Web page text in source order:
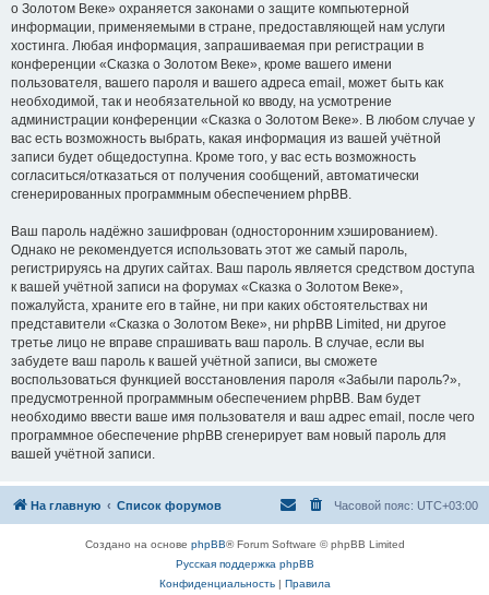
о Золотом Веке» охраняется законами о защите компьютерной
информации, применяемыми в стране, предоставляющей нам услуги
хостинга. Любая информация, запрашиваемая при регистрации в
конференции «Сказка о Золотом Веке», кроме вашего имени
пользователя, вашего пароля и вашего адреса email, может быть как
необходимой, так и необязательной ко вводу, на усмотрение
администрации конференции «Сказка о Золотом Веке». В любом случае у
вас есть возможность выбрать, какая информация из вашей учётной
записи будет общедоступна. Кроме того, у вас есть возможность
согласиться/отказаться от получения сообщений, автоматически
сгенерированных программным обеспечением phpBB.
Ваш пароль надёжно зашифрован (односторонним хэшированием).
Однако не рекомендуется использовать этот же самый пароль,
регистрируясь на других сайтах. Ваш пароль является средством доступа
к вашей учётной записи на форумах «Сказка о Золотом Веке»,
пожалуйста, храните его в тайне, ни при каких обстоятельствах ни
представители «Сказка о Золотом Веке», ни phpBB Limited, ни другое
третье лицо не вправе спрашивать ваш пароль. В случае, если вы
забудете ваш пароль к вашей учётной записи, вы сможете
воспользоваться функцией восстановления пароля «Забыли пароль?»,
предусмотренной программным обеспечением phpBB. Вам будет
необходимо ввести ваше имя пользователя и ваш адрес email, после чего
программное обеспечение phpBB сгенерирует вам новый пароль для
вашей учётной записи.
На главную Список форумов Часовой пояс: UTC+03:00
Создано на основе phpBB® Forum Software © phpBB Limited
Русская поддержка phpBB
Конфиденциальность| Правила